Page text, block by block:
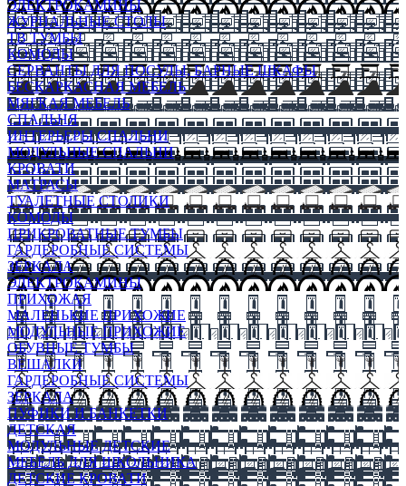
ЭЛЕКТРОКАМИНЫ
ЖУРНАЛЬНЫЕ СТОЛЫ
ТВ ТУМБЫ
КОМОДЫ
СЕРВАНТЫ ДЛЯ ПОСУДЫ, БАРНЫЕ ШКАФЫ
БЕСКАРКАСНАЯ МЕБЕЛЬ
МЯГКАЯ МЕБЕЛЬ
СПАЛЬНЯ
ИНТЕРЬЕРЫ СПАЛЬНИ
МОДУЛЬНЫЕ СПАЛЬНИ
КРОВАТИ
МАТРАСЫ
ТУАЛЕТНЫЕ СТОЛИКИ
КОМОДЫ
ПРИКРОВАТНЫЕ ТУМБЫ
ГАРДЕРОБНЫЕ СИСТЕМЫ
ЗЕРКАЛА
ЭЛЕКТРОКАМИНЫ
ПРИХОЖАЯ
МАЛЕНЬКИЕ ПРИХОЖИЕ
МОДУЛЬНЫЕ ПРИХОЖИЕ
ОБУВНЫЕ ТУМБЫ
ВЕШАЛКИ
ГАРДЕРОБНЫЕ СИСТЕМЫ
ЗЕРКАЛА
ПУФИКИ И БАНКЕТКИ
ДЕТСКАЯ
МОДУЛЬНЫЕ ДЕТСКИЕ
МЕБЕЛЬ ДЛЯ ШКОЛЬНИКА
ДЕТСКИЕ КРОВАТИ